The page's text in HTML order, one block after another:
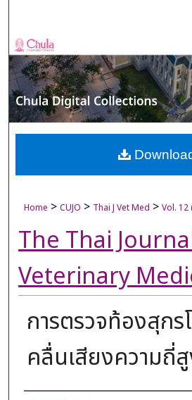
Browse
My
About
Digital Commons
Home > CUJO > Thai J Vet Med > Vol. 12
The Thai
Veterinary
การตรวจท้องสุกร
คลื่นเสียงความถี่